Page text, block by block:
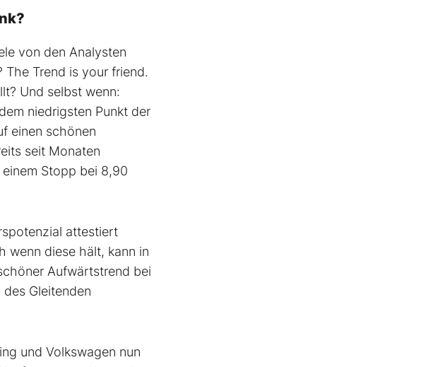
von den Analysten
Trend is your friend.
Und selbst wenn:
niedrigsten Punkt der
einen schönen
seit Monaten
Stopp bei 8,90
attestiert
wenn diese hält, kann in
Aufwärtstrend bei
Gleitenden
und Volkswagen nun